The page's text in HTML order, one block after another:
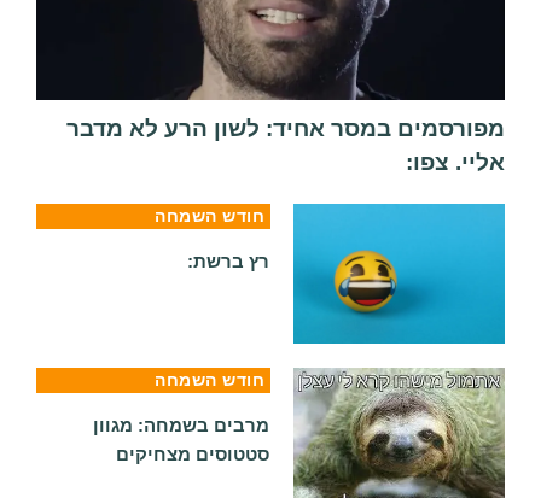
מפורסמים במסר אחיד: לשון הרע לא מדבר
אליי. צפו:
חודש השמחה
רץ ברשת:
חודש השמחה
מרבים בשמחה: מגוון
סטטוסים מצחיקים